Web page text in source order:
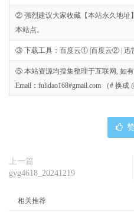
② 强烈建议大家收藏【本站永久地址
本站点。
③ 下载工具：百度云① |百度云② | 迅
⑤ 本站资源均搜集整理于互联网, 如
Email：fulidao168#gmail.com （# 换成
上一篇
gyg4618_20241219
相关推荐